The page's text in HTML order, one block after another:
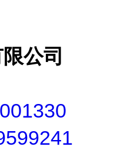
公司